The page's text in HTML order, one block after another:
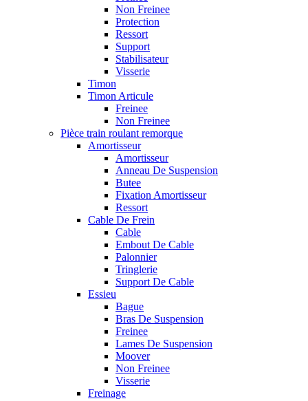
Non Freinee
Protection
Ressort
Support
Stabilisateur
Visserie
Timon
Timon Articule
Freinee
Non Freinee
Pièce train roulant remorque
Amortisseur
Amortisseur
Anneau De Suspension
Butee
Fixation Amortisseur
Ressort
Cable De Frein
Cable
Embout De Cable
Palonnier
Tringlerie
Support De Cable
Essieu
Bague
Bras De Suspension
Freinee
Lames De Suspension
Moover
Non Freinee
Visserie
Freinage